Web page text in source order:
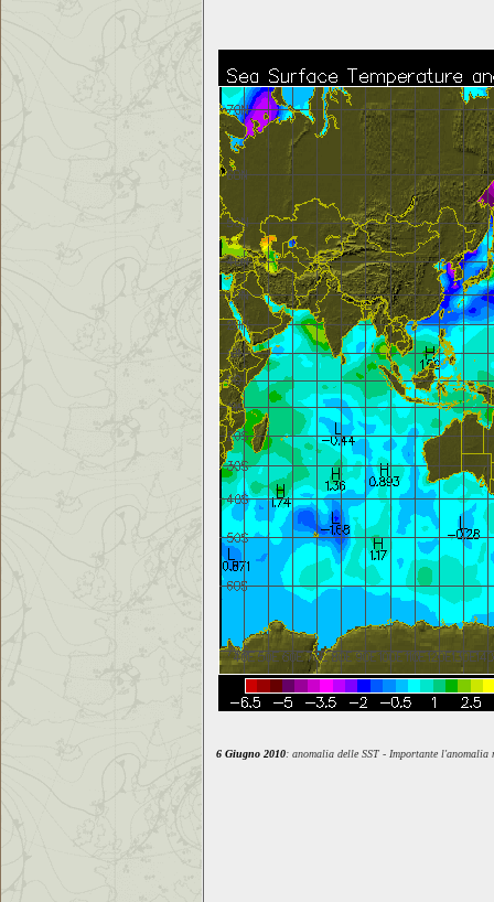
6 Giugno 2010: anomalia delle SST - Importante